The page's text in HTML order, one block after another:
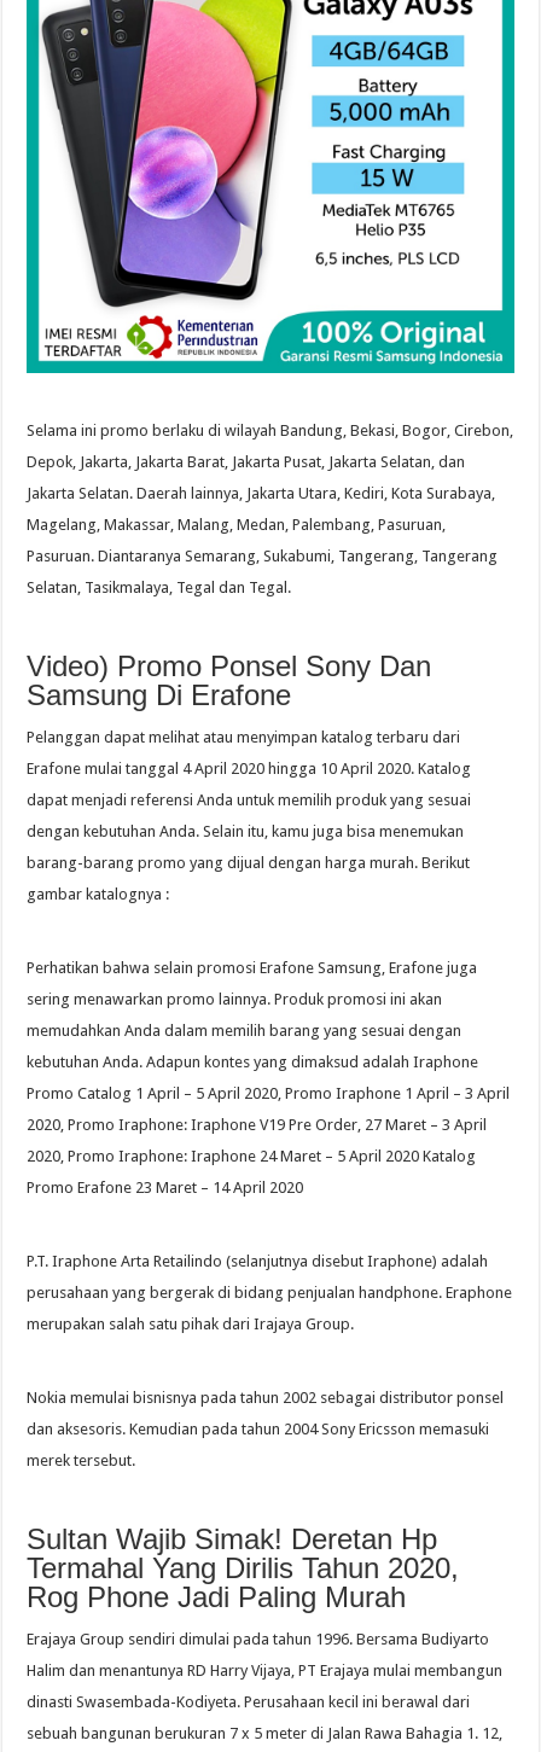
Selama ini promo berlaku di wilayah Bandung, Bekasi, Bogor, Cirebon,
Depok, Jakarta, Jakarta Barat, Jakarta Pusat, Jakarta Selatan, dan
Jakarta Selatan. Daerah lainnya, Jakarta Utara, Kediri, Kota Surabaya,
Magelang, Makassar, Malang, Medan, Palembang, Pasuruan,
Pasuruan. Diantaranya Semarang, Sukabumi, Tangerang, Tangerang
Selatan, Tasikmalaya, Tegal dan Tegal.
Video) Promo Ponsel Sony Dan
Samsung Di Erafone
Pelanggan dapat melihat atau menyimpan katalog terbaru dari
Erafone mulai tanggal 4 April 2020 hingga 10 April 2020. Katalog
dapat menjadi referensi Anda untuk memilih produk yang sesuai
dengan kebutuhan Anda. Selain itu, kamu juga bisa menemukan
barang-barang promo yang dijual dengan harga murah. Berikut
gambar katalognya :
Perhatikan bahwa selain promosi Erafone Samsung, Erafone juga
sering menawarkan promo lainnya. Produk promosi ini akan
memudahkan Anda dalam memilih barang yang sesuai dengan
kebutuhan Anda. Adapun kontes yang dimaksud adalah Iraphone
Promo Catalog 1 April – 5 April 2020, Promo Iraphone 1 April – 3 April
2020, Promo Iraphone: Iraphone V19 Pre Order, 27 Maret – 3 April
2020, Promo Iraphone: Iraphone 24 Maret – 5 April 2020 Katalog
Promo Erafone 23 Maret – 14 April 2020
P.T. Iraphone Arta Retailindo (selanjutnya disebut Iraphone) adalah
perusahaan yang bergerak di bidang penjualan handphone. Eraphone
merupakan salah satu pihak dari Irajaya Group.
Nokia memulai bisnisnya pada tahun 2002 sebagai distributor ponsel
dan aksesoris. Kemudian pada tahun 2004 Sony Ericsson memasuki
merek tersebut.
Sultan Wajib Simak! Deretan Hp
Termahal Yang Dirilis Tahun 2020,
Rog Phone Jadi Paling Murah
Erajaya Group sendiri dimulai pada tahun 1996. Bersama Budiyarto
Halim dan menantunya RD Harry Vijaya, PT Erajaya mulai membangun
dinasti Swasembada-Kodiyeta. Perusahaan kecil ini berawal dari
sebuah bangunan berukuran 7 x 5 meter di Jalan Rawa Bahagia 1. 12,